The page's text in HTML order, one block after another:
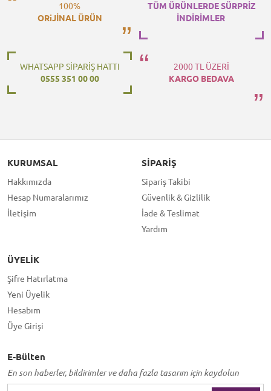
100%
ORiJİNAL ÜRÜN
TÜM ÜRÜNLERDE SÜRPRİZ
İNDİRİMLER
WHATSAPP SİPARİŞ HATTI
0555 351 00 00
2000 TL ÜZERİ
KARGO BEDAVA
KURUMSAL
Hakkımızda
Hesap Numaralarımız
İletişim
SIPARIŞ
Sipariş Takibi
Güvenlik & Gizlilik
İade & Teslimat
Yardım
ÜYELIK
Şifre Hatırlatma
Yeni Üyelik
Hesabım
Üye Girişi
E-Bülten
En son haberler, bildirimler ve daha fazla tasarım için kaydolun